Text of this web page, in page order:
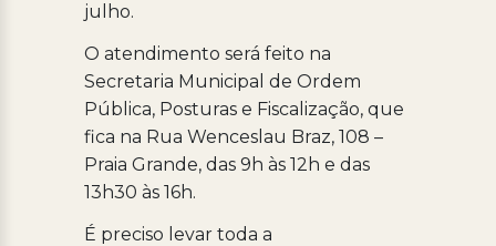
julho.
O atendimento será feito na
Secretaria Municipal de Ordem
Pública, Posturas e Fiscalização, que
fica na Rua Wenceslau Braz, 108 –
Praia Grande, das 9h às 12h e das
13h30 às 16h.
É preciso levar toda a